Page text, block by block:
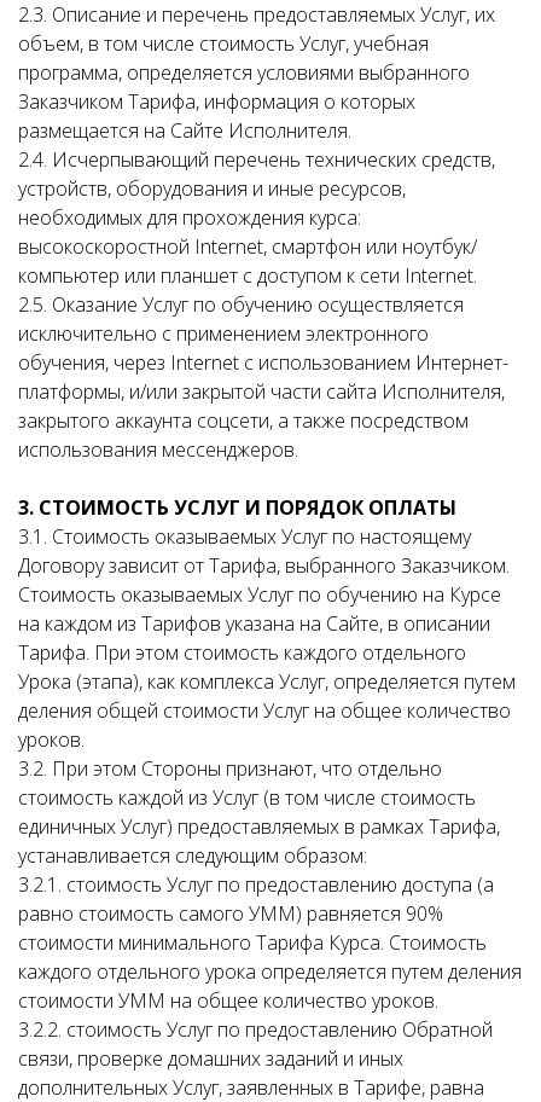
2.3. Описание и перечень предоставляемых Услуг, их
объем, в том числе стоимость Услуг, учебная
программа, определяется условиями выбранного
Заказчиком Тарифа, информация о которых
размещается на Сайте Исполнителя.
2.4. Исчерпывающий перечень технических средств,
устройств, оборудования и иные ресурсов,
необходимых для прохождения курса:
высокоскоростной Internet, смартфон или ноутбук/
компьютер или планшет c доступом к сети Internet.
2.5. Оказание Услуг по обучению осуществляется
исключительно с применением электронного
обучения, через Internet с использованием Интернет-
платформы, и/или закрытой части сайта Исполнителя,
закрытого аккаунта соцсети, а также посредством
использования мессенджеров.
3. СТОИМОСТЬ УСЛУГ И ПОРЯДОК ОПЛАТЫ
3.1. Стоимость оказываемых Услуг по настоящему
Договору зависит от Тарифа, выбранного Заказчиком.
Стоимость оказываемых Услуг по обучению на Курсе
на каждом из Тарифов указана на Сайте, в описании
Тарифа. При этом стоимость каждого отдельного
Урока (этапа), как комплекса Услуг, определяется путем
деления общей стоимости Услуг на общее количество
уроков.
3.2. При этом Стороны признают, что отдельно
стоимость каждой из Услуг (в том числе стоимость
единичных Услуг) предоставляемых в рамках Тарифа,
устанавливается следующим образом:
3.2.1. стоимость Услуг по предоставлению доступа (а
равно стоимость самого УММ) равняется 90%
стоимости минимального Тарифа Курса. Стоимость
каждого отдельного урока определяется путем деления
стоимости УММ на общее количество уроков.
3.2.2. стоимость Услуг по предоставлению Обратной
связи, проверке домашних заданий и иных
дополнительных Услуг, заявленных в Тарифе, равна